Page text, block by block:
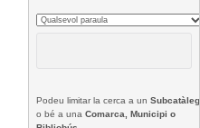
Podeu limitar la cerca a unSubcatàleg
o bé a unaComarca, Municipi o